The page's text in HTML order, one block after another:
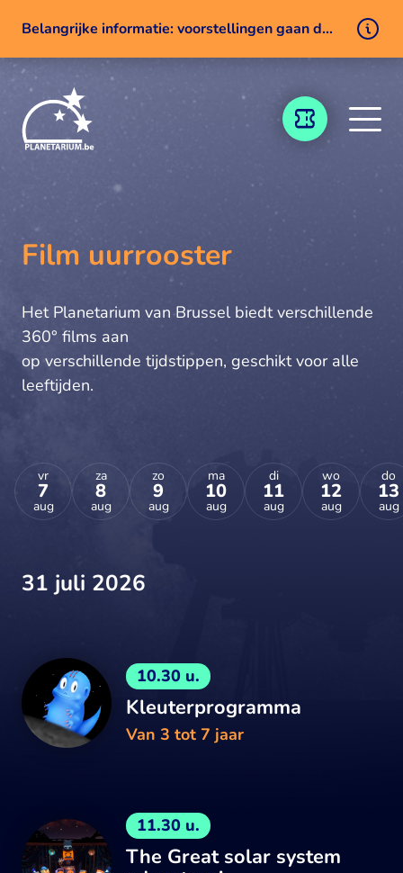
Belangrijke informatie: voorstellingen gaan door ondanks een technisch probleem
TICKETING
Film uurrooster
Het Planetarium van Brussel biedt verschillende
360° films aan
op verschillende tijdstippen, geschikt voor alle
leeftijden.
vr
7
aug
za
8
aug
zo
9
aug
ma
10
aug
di
11
aug
wo
12
aug
do
13
aug
31 juli 2026
10.30 u.
Kleuterprogramma
Van 3 tot 7 jaar
11.30 u.
The Great solar system